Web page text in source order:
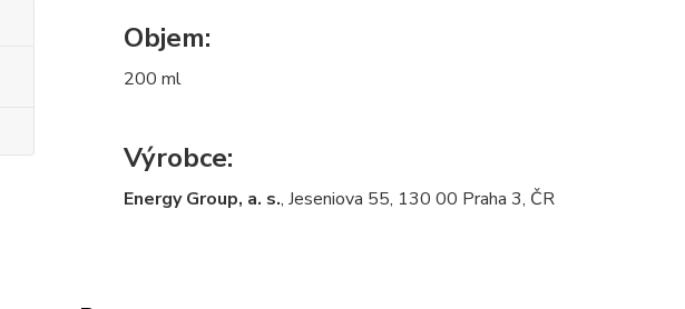
Objem:
200 ml
Výrobce:
Energy Group, a. s., Jeseniova 55, 130 00 Praha 3, ČR